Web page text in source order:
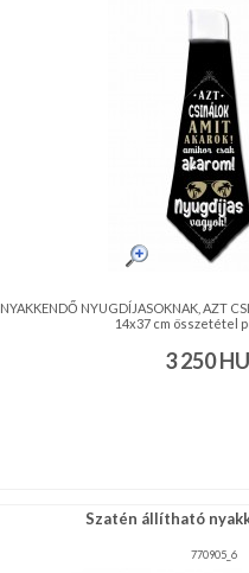
NYAKKENDŐ NYUGDÍJASOKNAK, AZT
14x37 cm összetétel
3 250
Szatén állítható
770905_6